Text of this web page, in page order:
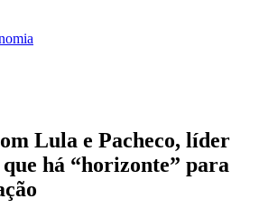
Lula e Pacheco, líder
há “horizonte” para